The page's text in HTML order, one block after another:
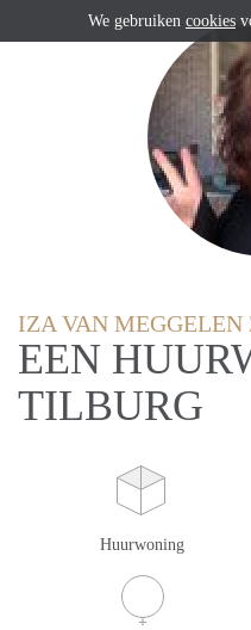
IZA VAN MEGGELEN
EEN
TILBURG
Huurwoning
We gebruiken cookies